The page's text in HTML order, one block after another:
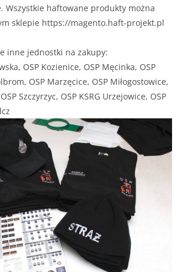
Wszystkie haftowane produkty można
sklepie https://magento.haft-projekt.pl
inne jednostki na zakupy:
, OSP Kozienice, OSP Męcinka, OSP
, OSP Marzęcice, OSP Miłogostowice,
OSP Szczyrzyc, OSP KSRG Urzejowice, OSP